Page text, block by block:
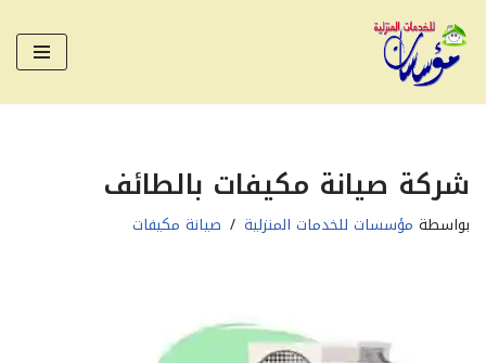
تخطى
المحتوى
شركة صيانة مكيفات بالطائف
بواسطة مؤسسات للخدمات المنزلية صيانة مكيفات